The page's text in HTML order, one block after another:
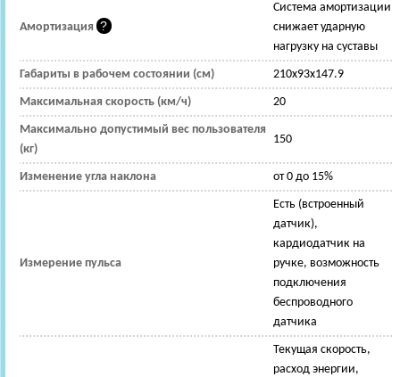
Амортизация
Cистема амортизации
снижает ударную
нагрузку на суставы
Габариты в рабочем состоянии (см) 210x93x147.9
Максимальная скорость (км/ч) 20
Максимально допустимый вес пользователя
(кг)
150
Изменение угла наклона от 0 до 15%
Измерение пульса
Есть (встроенный
датчик),
кардиодатчик на
ручке, возможность
подключения
беспроводного
датчика
Текущая скорость,
расход энергии,